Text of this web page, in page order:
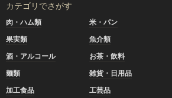
カテゴリでさがす
肉・ハム類 米・パン
果実類
魚介類
酒・アルコール
お茶・飲料
麺類
雑貨・日用品
加工食品
工芸品